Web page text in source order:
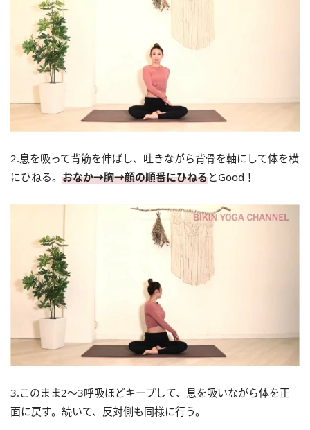
2.息を吸って背筋を伸ばし、吐きながら背骨を軸にして体を横
にひねる。 おなか→胸→顔の順番にひねるとGood！
3.このまま2～3呼吸ほどキープして、息を吸いながら体を正
面に戻す。続いて、反対側も同様に行う。